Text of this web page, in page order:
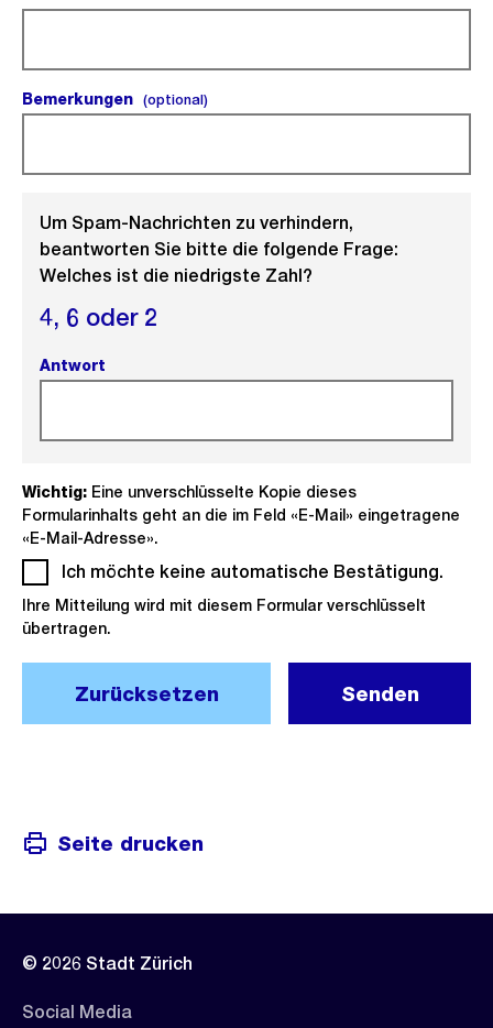
Bemerkungen (optional)(optional).
Um Spam-Nachrichten zu verhindern,
beantworten Sie bitte die folgende Frage:
Welches ist die niedrigste Zahl?
4, 6 oder 2
Antwort
Wichtig: Eine unverschlüsselte Kopie dieses
Formularinhalts geht an die im Feld «E-Mail» eingetragene
«E-Mail-Adresse».
Ich möchte keine automatische Bestätigung.
Ihre Mitteilung wird mit diesem Formular verschlüsselt
übertragen.
Zurücksetzen Senden
Seite drucken
© 2026 Stadt Zürich
Social Media